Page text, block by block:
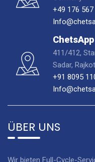
+49 176
411/412,
Sadar,
+91 8095
ÜBER UNS
Wir bieten Full-Cycle-